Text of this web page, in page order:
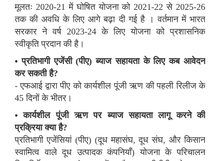
मूलतः 2020-21 में घोषित योजना को 2021-22 से 2025-26
तक की अवधि के लिए आगे बढ़ा दी गई है । वर्तमान में भारत
सरकार ने वर्ष 2023-24 के लिए योजना को प्रशासनिक
स्वीकृति प्रदान की है।
• प्रतिभागी एजेंसी (पीए) ब्याज सहायता के लिए कब आवेदन
कर सकती है?
- एफआई ​​द्वारा पीए को कार्यशील पूंजी ऋण की पहली रिलीज के
45 दिनों के भीतर।
• कार्यशील पूंजी ऋण पर ब्याज सहायता लागू करने की
प्रक्रिया क्या है?
प्रतिभागी एजेंसियां (पीए) (दूध महासंघ, दूध संघ, और किसान
स्वामित्व वाले दूध उत्पादक कंपनियाँ) योजना के परिचालन